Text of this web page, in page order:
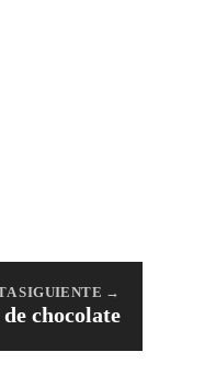
SIGUIENTE →
chocolate